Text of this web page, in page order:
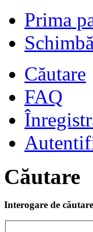
Prima
Căutare
FAQ
Căutare
Interogare de căutare